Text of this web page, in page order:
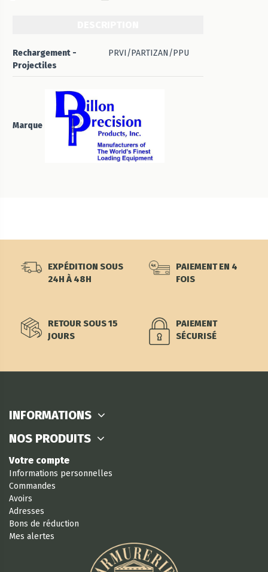
Rechargement -
Projectiles
PRVI/PARTIZAN/PPU
Marque
EXPÉDITION SOUS
24H À 48H
PAIEMENT EN 4
FOIS
RETOUR SOUS 15
JOURS
PAIEMENT
SÉCURISÉ
INFORMATIONS
NOS PRODUITS
Votre compte
Informations personnelles
Commandes
Avoirs
Adresses
Bons de réduction
Mes alertes